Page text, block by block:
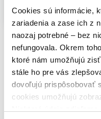
Cookies sú informácie,
zariadenia a zase ich z
naozaj potrebné – bez
nefungovala. Okrem
ktoré nám umožňujú
stále ho pre vás
dovoľujú prispôsobovať
cookies umožňujú
Na sklade
Hodina vlka
Jo Nesbo
17,89€